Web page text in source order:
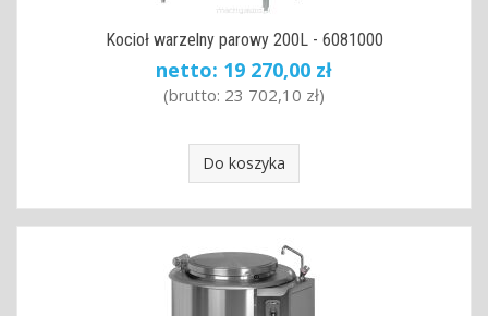
Kocioł warzelny parowy 200L - 6081000
netto: 19 270,00 zł
(brutto: 23 702,10 zł)
Do koszyka